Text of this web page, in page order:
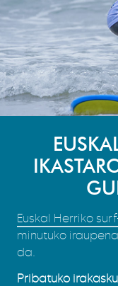
Euskal Herriko
minutuko
da.
Pribatuko